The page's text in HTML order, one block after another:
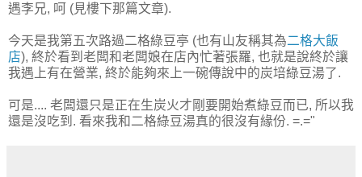
遇李兄, 呵 (見樓下那篇文章).
今天是我第五次路過二格綠豆亭 (也有山友稱其為二格大飯
店), 終於看到老闆和老闆娘在店內忙著張羅, 也就是說終於讓
我遇上有在營業, 終於能夠來上一碗傳說中的炭培綠豆湯了.
可是.... 老闆還只是正在生炭火才剛要開始煮綠豆而已, 所以我
還是沒吃到. 看來我和二格綠豆湯真的很沒有緣份. =.="